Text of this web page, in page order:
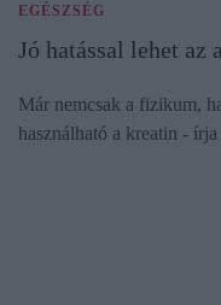
EGÉSZSÉG
Jó hatással lehet az
Már nemcsak a fizikum,
használható a kreatin -